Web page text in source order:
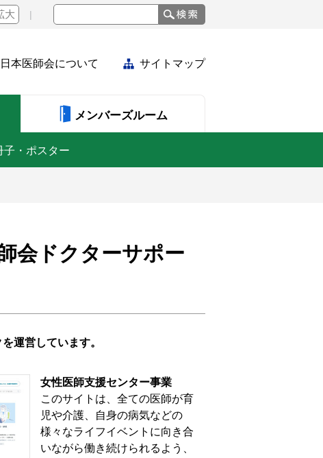
大
日本医師会について サイトマップ
メンバーズルーム
子・ポスター
会ドクターサポー
運営しています。
女性医師支援センター事業
このサイトは、全ての医師が育
児や介護、自身の病気などの
様々なライフイベントに向き合
いながら働き続けられるよう、